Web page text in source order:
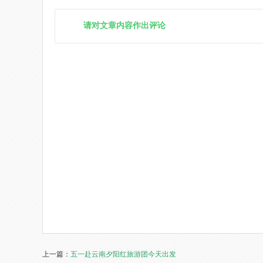
请对文章内容作出评论
上一篇： 五一赴云南夕阳红旅游团今天出发